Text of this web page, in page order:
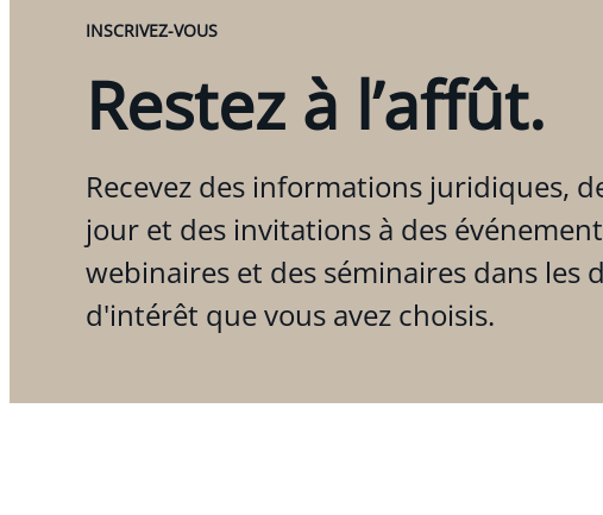
INSCRIVEZ-VOUS
Restez à l’affût.
Recevez des informations juridiques,
jour et des invitations à des
webinaires et des séminaires dans les
d'intérêt que vous avez choisis.